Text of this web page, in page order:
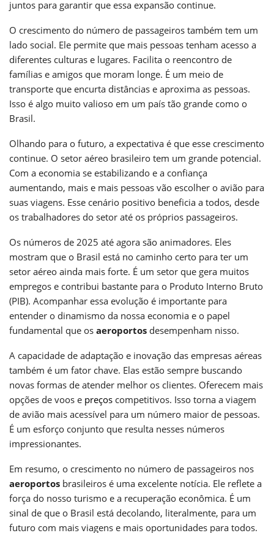
juntos para garantir que essa expansão continue.
O crescimento do número de passageiros também tem um
lado social. Ele permite que mais pessoas tenham acesso a
diferentes culturas e lugares. Facilita o reencontro de
famílias e amigos que moram longe. É um meio de
transporte que encurta distâncias e aproxima as pessoas.
Isso é algo muito valioso em um país tão grande como o
Brasil.
Olhando para o futuro, a expectativa é que esse crescimento
continue. O setor aéreo brasileiro tem um grande potencial.
Com a economia se estabilizando e a confiança
aumentando, mais e mais pessoas vão escolher o avião para
suas viagens. Esse cenário positivo beneficia a todos, desde
os trabalhadores do setor até os próprios passageiros.
Os números de 2025 até agora são animadores. Eles
mostram que o Brasil está no caminho certo para ter um
setor aéreo ainda mais forte. É um setor que gera muitos
empregos e contribui bastante para o Produto Interno Bruto
(PIB). Acompanhar essa evolução é importante para
entender o dinamismo da nossa economia e o papel
fundamental que os aeroportos desempenham nisso.
A capacidade de adaptação e inovação das empresas aéreas
também é um fator chave. Elas estão sempre buscando
novas formas de atender melhor os clientes. Oferecem mais
opções de voos e preços competitivos. Isso torna a viagem
de avião mais acessível para um número maior de pessoas.
É um esforço conjunto que resulta nesses números
impressionantes.
Em resumo, o crescimento no número de passageiros nos
aeroportos brasileiros é uma excelente notícia. Ele reflete a
força do nosso turismo e a recuperação econômica. É um
sinal de que o Brasil está decolando, literalmente, para um
futuro com mais viagens e mais oportunidades para todos.